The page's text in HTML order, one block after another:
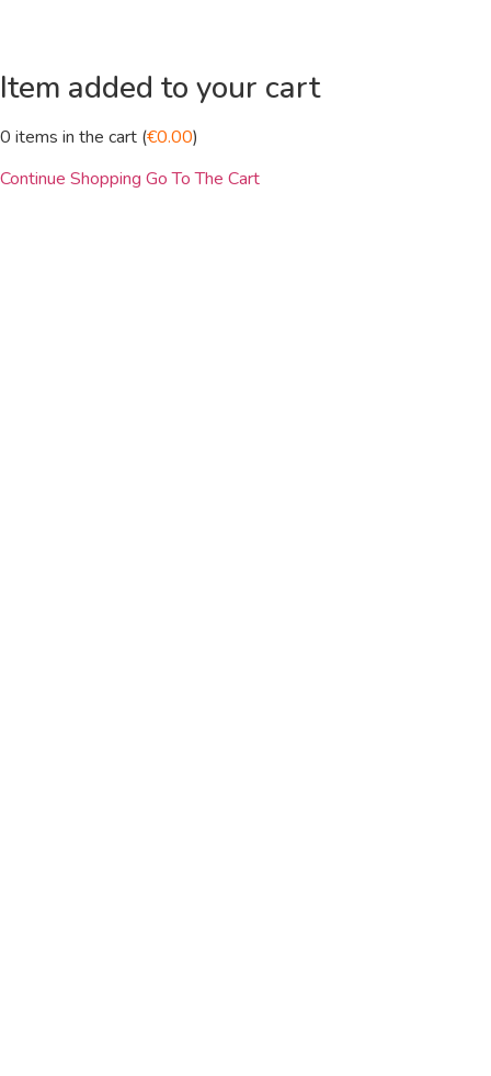
Item added to your cart
0 items in the cart (€0.00)
Continue Shopping Go To The Cart